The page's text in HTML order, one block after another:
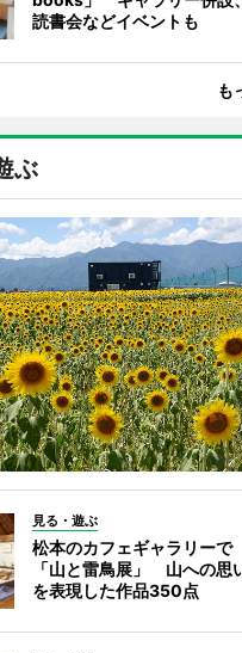
読書会などイベントも
も
ぶ
見る・遊ぶ
松本のカフェギャラリーで
「山と雷鳥展」 山への思
を表現した作品350点